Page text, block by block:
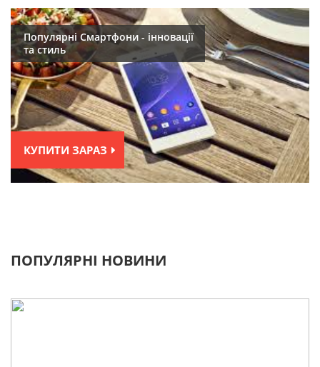
Популярні Смартфони - інновації
та стиль
КУПИТИ ЗАРАЗ
ПОПУЛЯРНІ НОВИНИ